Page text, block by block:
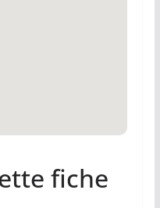
fiche